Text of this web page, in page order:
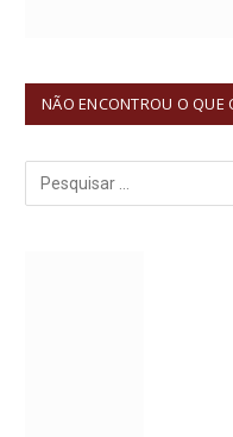
NÃO ENCONTROU O QUE